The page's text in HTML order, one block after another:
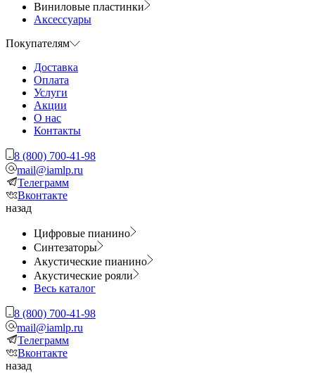
Виниловые пластинки
Аксессуары
Покупателям
Доставка
Оплата
Услуги
Акции
О нас
Контакты
8 (800) 700-41-98
mail@iamlp.ru
Телеграмм
Вконтакте
назад
Цифровые пианино
Синтезаторы
Акустические пианино
Акустические рояли
Весь каталог
8 (800) 700-41-98
mail@iamlp.ru
Телеграмм
Вконтакте
назад